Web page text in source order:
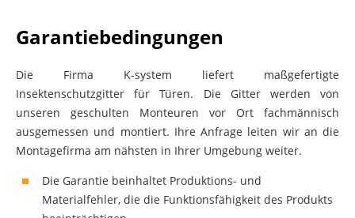
Garantiebedingungen
Insektenschutzgitter für Türen. Die Gitter werden von
unseren geschulten Monteuren vor Ort fachmännisch
ausgemessen und montiert. Ihre Anfrage leiten wir an die
Montagefirma am nähsten in Ihrer Umgebung weiter.
Materialfehler, die die Funktionsfähigkeit des Produkts
beeinträchtigen.